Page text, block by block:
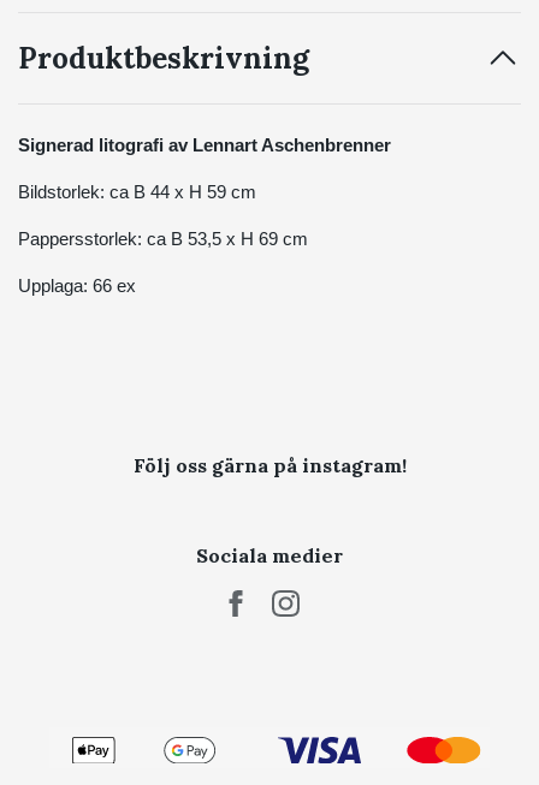
Produktbeskrivning
Signerad litografi av Lennart Aschenbrenner
Bildstorlek: ca B 44 x H 59 cm
Pappersstorlek: ca B 53,5 x H 69 cm
Upplaga: 66 ex
Följ oss gärna på instagram!
Sociala medier